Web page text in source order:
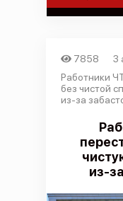
7858
3
Работники
без чистой
из-за
из-